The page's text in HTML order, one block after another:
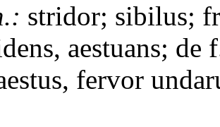
stridor; sibilus;
aestuans; de
fervor